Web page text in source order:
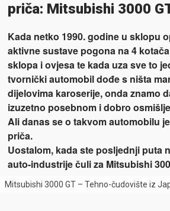
priča: Mitsubishi 3000
Kada netko 1990. godine u sklopu
aktivne sustave pogona na 4
sklopa i ovjesa te kada uza sve to
tvornički automobil dođe s ništa
dijelovima karoserije, onda znamo
izuzetno posebnom i dobro
Ali danas se o takvom automobilu
priča.
Uostalom, kada ste posljednji puta
auto-industrije čuli za Mitsubishi
Mitsubishi 3000 GT – Tehno-čudovište iz